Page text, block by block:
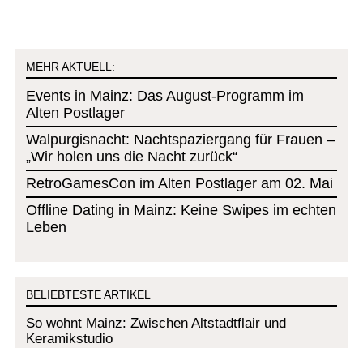
MEHR AKTUELL:
Events in Mainz: Das August-Programm im
Alten Postlager
Walpurgisnacht: Nachtspaziergang für Frauen –
„Wir holen uns die Nacht zurück“
RetroGamesCon im Alten Postlager am 02. Mai
Offline Dating in Mainz: Keine Swipes im echten
Leben
BELIEBTESTE ARTIKEL
So wohnt Mainz: Zwischen Altstadtflair und
Keramikstudio